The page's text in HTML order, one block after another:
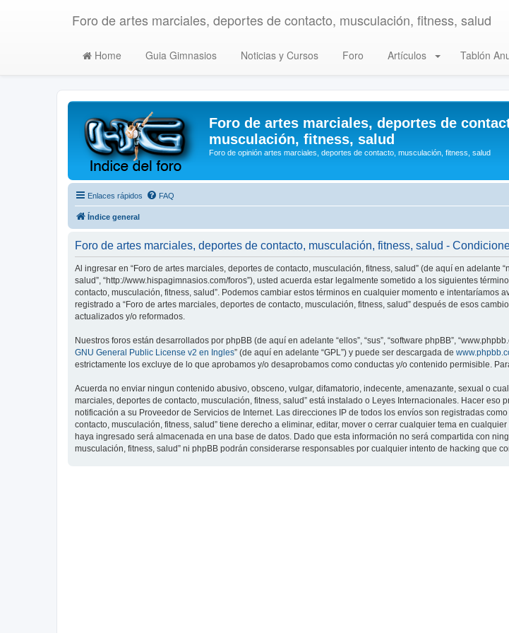
Foro de artes marciales, deportes de contacto, musculación, fitness, salud
Home Guia Gimnasios Noticias y Cursos Foro Artículos Tablón
Foro de artes marciales, deportes de
musculación, fitness, salud
Foro de opinión artes marciales, deportes de contacto, musculación, fitness, salud
Enlaces rápidos FAQ
Índice general
Foro de artes marciales, deportes de contacto, musculación, fitness, salud -
Al ingresar en “Foro de artes marciales, deportes de contacto, musculación, fitness, salud” (de aquí en adelante
salud”, “http://www.hispagimnasios.com/foros”), usted acuerda estar legalmente sometido a los siguientes
contacto, musculación, fitness, salud”. Podemos cambiar estos términos en cualquier momento e
registrado a “Foro de artes marciales, deportes de contacto, musculación, fitness, salud” después de esos
actualizados y/o reformados.
Nuestros foros están desarrollados por phpBB (de aquí en adelante “ellos”, “sus”, “software phpBB”,
GNU General Public License v2 en Ingles” (de aquí en adelante “GPL”) y puede ser descargada de
estrictamente los excluye de lo que aprobamos y/o desaprobamos como conductas y/o contenido permisible.
Acuerda no enviar ningun contenido abusivo, obsceno, vulgar, difamatorio, indecente, amenazante, sexual o
marciales, deportes de contacto, musculación, fitness, salud” está instalado o Leyes Internacionales. Hacer
notificación a su Proveedor de Servicios de Internet. Las direcciones IP de todos los envíos son registradas
contacto, musculación, fitness, salud” tiene derecho a eliminar, editar, mover o cerrar cualquier tema en
haya ingresado será almacenada en una base de datos. Dado que esta información no será compartida con
musculación, fitness, salud” ni phpBB podrán considerarse responsables por cualquier intento de hacking que